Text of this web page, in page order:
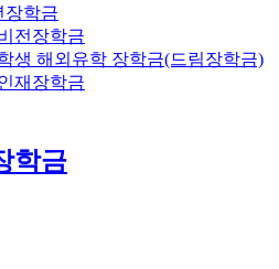
장학금
전장학금
생 해외유학 장학금(드림장학금)
재장학금
학금